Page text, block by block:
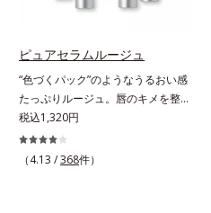
軽減します。※中身を取り替えられ
パンテノール配合＝保湿成分
ピュアセラムルージュ
“色づくパック”のようなうるおい感
たっぷりルージュ。唇のキメを整え
リップの土台をつくり鮮やかな発色
を叶えます。唇にたっぷりうるおい
を与えながら鮮やかに色づく、スキ
税込1,320円
（4.13 /368件）